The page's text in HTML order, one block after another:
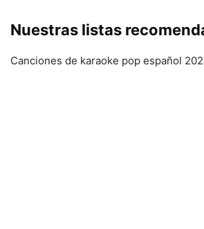
Nuestras listas
Canciones de karaoke pop español